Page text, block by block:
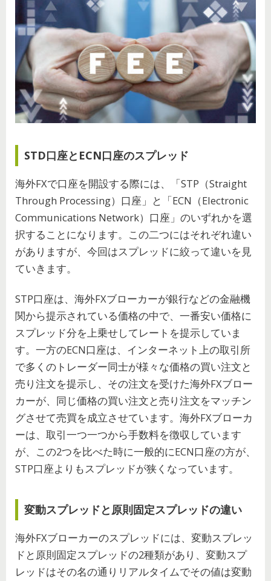
STD口座とECN口座のスプレッド
海外FXで口座を開設する際には、「STP（Straight
Through Processing）口座」と「ECN（Electronic
Communications Network）口座」のいずれかを選
択することになります。この二つにはそれぞれ違い
がありますが、今回はスプレッドに絞って違いを見
ていきます。
STP口座は、海外FXブローカーが銀行などの金融機
関から提示されている価格の中で、一番安い価格に
スプレッド分を上乗せしてレートを提示していま
す。一方のECN口座は、インターネット上の取引所
で多くのトレーダー同士が様々な価格の買い注文と
売り注文を提示し、その注文を受けた海外FXブロー
カーが、同じ価格の買い注文と売り注文をマッチン
グさせて売買を成立させています。海外FXブローカ
ーは、取引一つ一つから手数料を徴収しています
が、この2つを比べた時に一般的にECN口座の方が、
STP口座よりもスプレッドが狭くなっています。
変動スプレッドと原則固定スプレッドの違い
海外FXブローカーのスプレッドには、変動スプレッ
ドと原則固定スプレッドの2種類があり、変動スプ
レッドはその名の通りリアルタイムでその値は変動